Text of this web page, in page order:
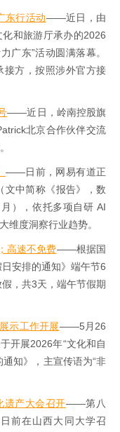
东行活动——近日，由
和旅游厅承办的2026
广东”活动圆满落幕。
接方，按照涉外官方接
——近日，岭南控股旗
北京合作伙伴交流
——日前，网易有道正
文中简称《报告》，数
），依托多项自研 AI
维度洞察行业趋势。
高速不免费——根据国
安排的通知》端午节6
，共3天，端午节假期
示工作开展——5月26
开展2026年“文化和自
知》，主宣传语为“非
遗产大会召开——第八
前在山西大同大学召